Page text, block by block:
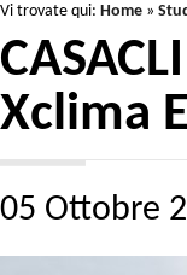
Vi trovate qui: Home »
Xclima
05 Ottobre